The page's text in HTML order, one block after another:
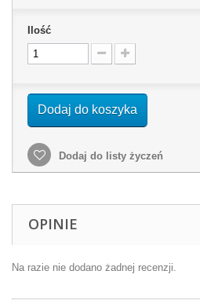
Ilość
Dodaj do koszyka
Dodaj do listy życzeń
OPINIE
Na razie nie dodano żadnej recenzji.